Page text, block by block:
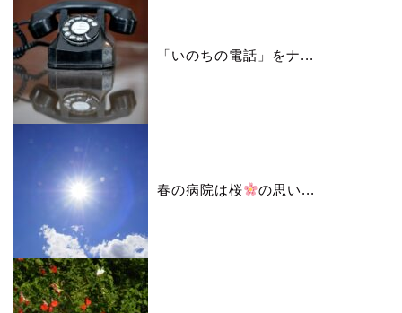
「いのちの電話」をナ...
春の病院は桜 の思い...